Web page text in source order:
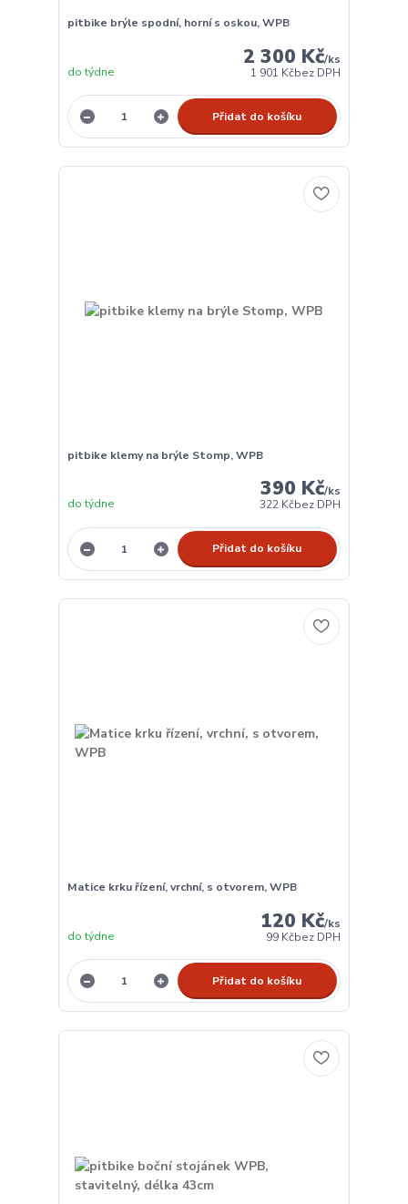
pitbike brýle spodní, horní s oskou, WPB
2 300 Kč/ks
1 901 Kčbez DPH
do týdne
Přidat do košíku
pitbike klemy na brýle Stomp, WPB
390 Kč/ks
322 Kčbez DPH
do týdne
Přidat do košíku
Matice krku řízení, vrchní, s otvorem, WPB
120 Kč/ks
99 Kčbez DPH
do týdne
Přidat do košíku